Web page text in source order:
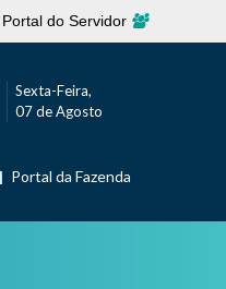
Portal do Servidor
Sexta-Feira,
07 de Agosto
Portal da Fazenda